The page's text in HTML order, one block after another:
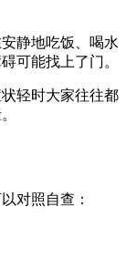
静地吃饭、喝水
可能找上了门。
轻时大家往往都
对照自查：